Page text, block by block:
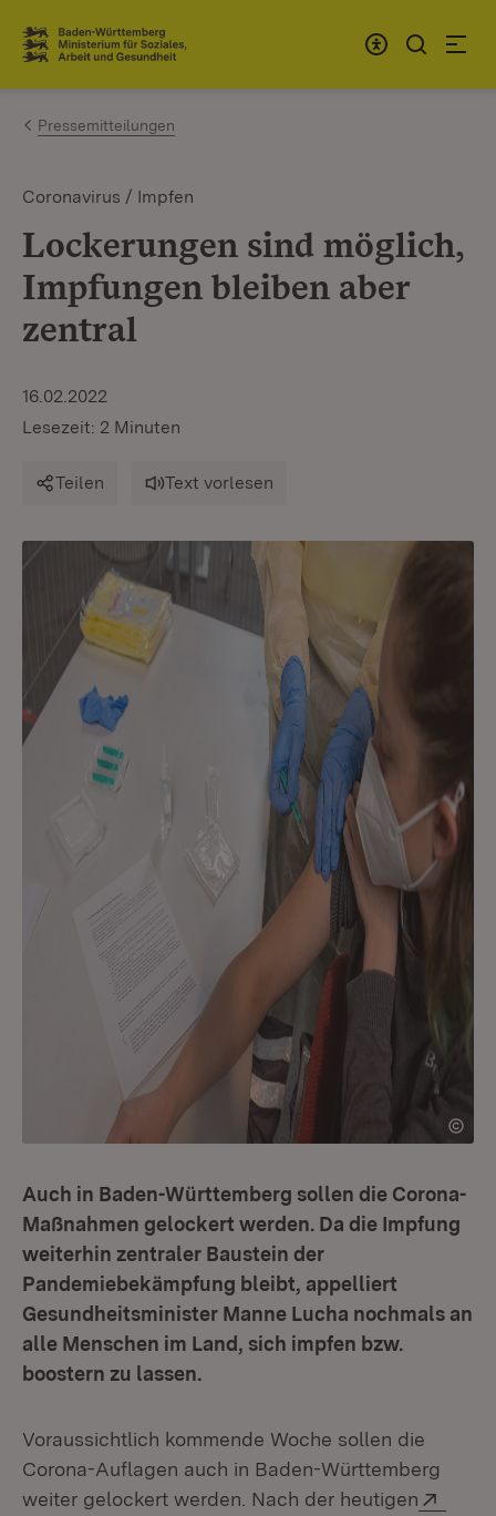
Zum Inhalt springen
Link zur Startseite
Pressemitteilungen
Coronavirus / Impfen
Lockerungen sind möglich,
Impfungen bleiben aber
zentral
16.02.2022
Lesezeit: 2 Minuten
Teilen Text vorlesen
Auch in Baden-Württemberg sollen die Corona-
Maßnahmen gelockert werden. Da die Impfung
weiterhin zentraler Baustein der
Pandemiebekämpfung bleibt, appelliert
Gesundheitsminister Manne Lucha nochmals an
alle Menschen im Land, sich impfen bzw.
boostern zu lassen.
Voraussichtlich kommende Woche sollen die
Corona-Auflagen auch in Baden-Württemberg
weiter gelockert werden. Nach der heutigen